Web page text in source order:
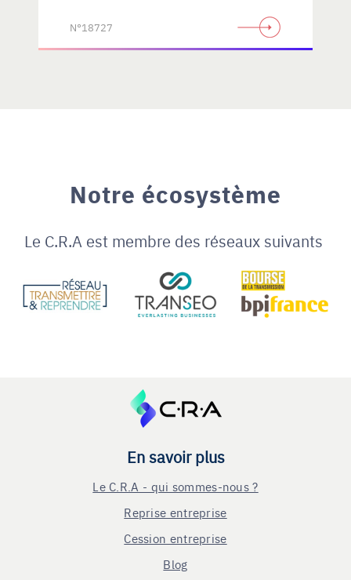
N°18727
Notre écosystème
Le C.R.A est membre des réseaux suivants
En savoir plus
Le C.R.A - qui sommes-nous ?
Reprise entreprise
Cession entreprise
Blog